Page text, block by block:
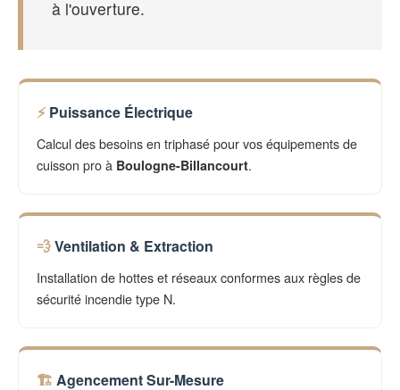
à l'ouverture.
Puissance Électrique
Calcul des besoins en triphasé pour vos équipements de
cuisson pro à Boulogne-Billancourt.
Ventilation & Extraction
Installation de hottes et réseaux conformes aux règles de
sécurité incendie type N.
Agencement Sur-Mesure